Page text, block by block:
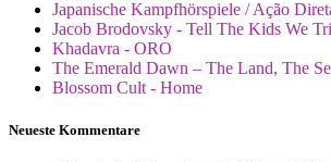
Japanische Kampfhörspiele / Ação
Jacob Brodovsky - Tell The Kids We
Khadavra - ORO
The Emerald Dawn – The Land, The
Blossom Cult - Home
Neueste Kommentare